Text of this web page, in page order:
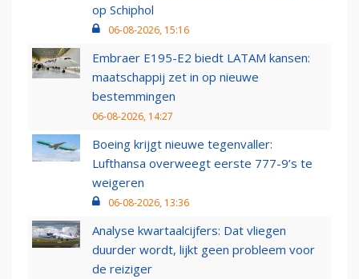
op Schiphol
06-08-2026, 15:16
Embraer E195-E2 biedt LATAM kansen:
maatschappij zet in op nieuwe
bestemmingen
06-08-2026, 14:27
Boeing krijgt nieuwe tegenvaller:
Lufthansa overweegt eerste 777-9’s te
weigeren
06-08-2026, 13:36
Analyse kwartaalcijfers: Dat vliegen
duurder wordt, lijkt geen probleem voor
de reiziger